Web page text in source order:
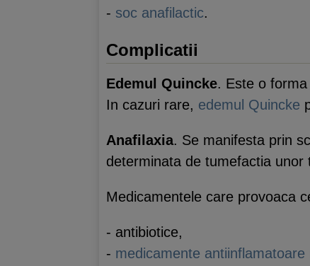
- soc anafilactic.
Complicatii
Edemul Quincke. Este o
In cazuri rare, edemul Quincke
Anafilaxia. Se manifesta prin
determinata de tumefactia unor
Medicamentele care provoaca
- antibiotice,
- medicamente antiinflamatoare